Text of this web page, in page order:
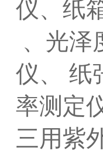
仪、纸
、光泽
仪、
纸
率测定
三用紫